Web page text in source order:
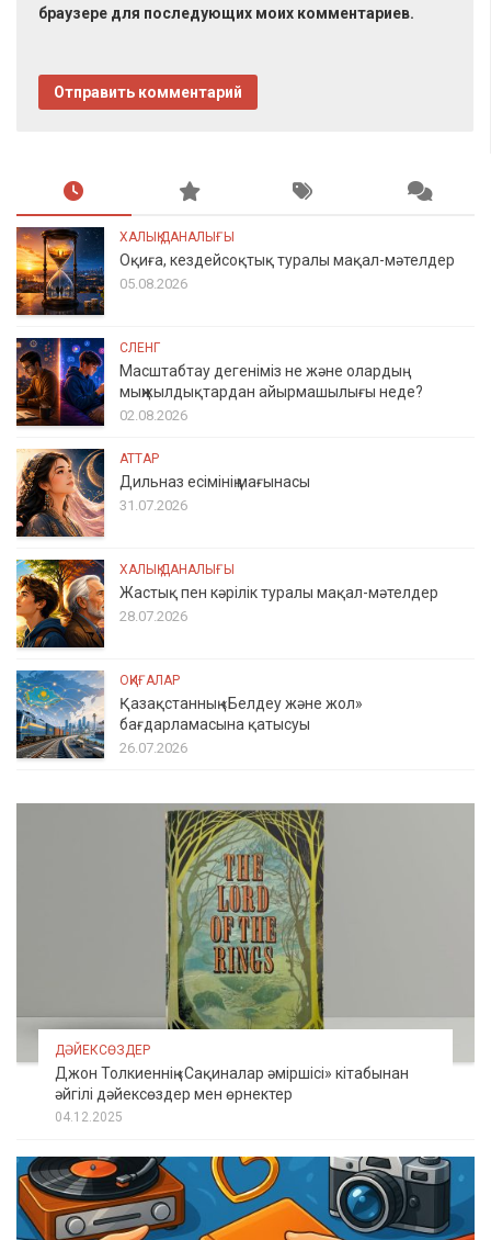
браузере для последующих моих комментариев.
ХАЛЫҚ ДАНАЛЫҒЫ
Оқиға, кездейсоқтық туралы мақал-мәтелдер
05.08.2026
СЛЕНГ
Масштабтау дегеніміз не және олардың
мыңжылдықтардан айырмашылығы неде?
02.08.2026
АТТАР
Дильназ есімінің мағынасы
31.07.2026
ХАЛЫҚ ДАНАЛЫҒЫ
Жастық пен кәрілік туралы мақал-мәтелдер
28.07.2026
ОҚИҒАЛАР
Қазақстанның «Белдеу және жол»
бағдарламасына қатысуы
26.07.2026
ДӘЙЕКСӨЗДЕР
Джон Толкиеннің «Сақиналар әміршісі» кітабынан
әйгілі дәйексөздер мен өрнектер
04.12.2025